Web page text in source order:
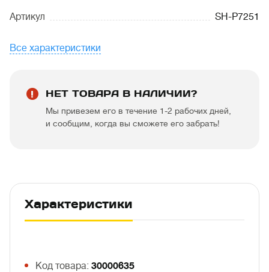
Артикул SH-P7251
Все характеристики
НЕТ ТОВАРА В НАЛИЧИИ?
Мы привезем его в течение 1-2 рабочих дней,
и сообщим, когда вы сможете его забрать!
Характеристики
Код товара: 30000635